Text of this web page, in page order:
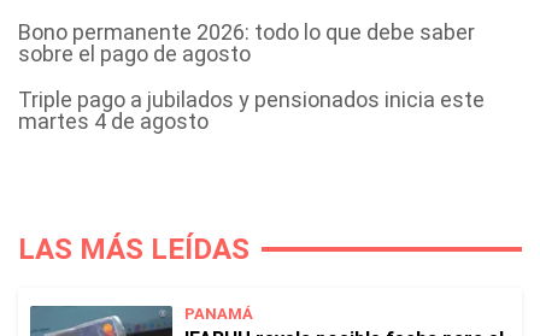
Bono permanente 2026: todo lo que debe saber
sobre el pago de agosto
Triple pago a jubilados y pensionados inicia este
martes 4 de agosto
LAS MÁS LEÍDAS
PANAMÁ